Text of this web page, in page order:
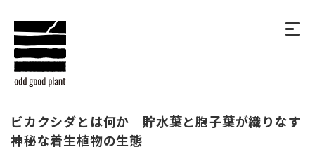
ビカクシダとは何か｜貯水葉と胞子葉が織りなす
神秘な着生植物の生態